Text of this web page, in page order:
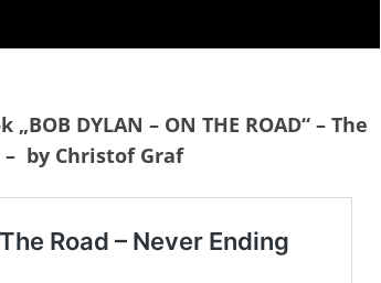
DYLAN – ON THE ROAD“ – The
– by Christof Graf